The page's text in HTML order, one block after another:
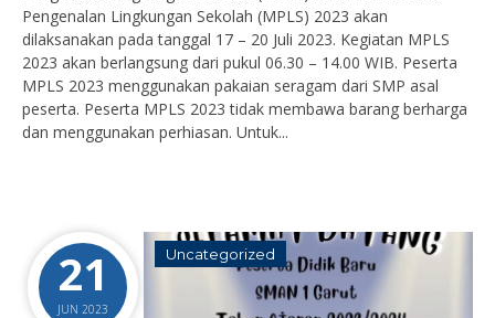
Pengenalan Lingkungan Sekolah (MPLS) 2023 akan
dilaksanakan pada tanggal 17 – 20 Juli 2023. Kegiatan MPLS
2023 akan berlangsung dari pukul 06.30 – 14.00 WIB. Peserta
MPLS 2023 menggunakan pakaian seragam dari SMP asal
peserta. Peserta MPLS 2023 tidak membawa barang berharga
dan menggunakan perhiasan. Untuk...
21
JUN 2023
Uncategorized